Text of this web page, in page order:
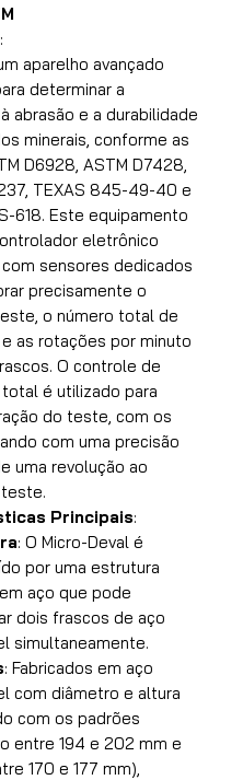
:
aparelho avançado
determinar a
abrasão e a durabilidade
minerais, conforme as
D6928, ASTM D7428,
TEXAS 845-49-40 e
618. Este equipamento
eletrônico
sensores dedicados
precisamente o
o número total de
as rotações por minuto
O controle de
é utilizado para
do teste, com os
com uma precisão
uma revolução ao
Principais:
: O Micro-Deval é
por uma estrutura
aço que pode
dois frascos de aço
simultaneamente.
: Fabricados em aço
com diâmetro e altura
com os padrões
entre 194 e 202 mm e
170 e 177 mm),